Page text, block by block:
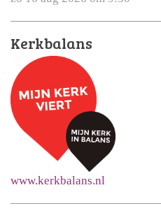
Kerkbalans
www.kerkbalans.nl